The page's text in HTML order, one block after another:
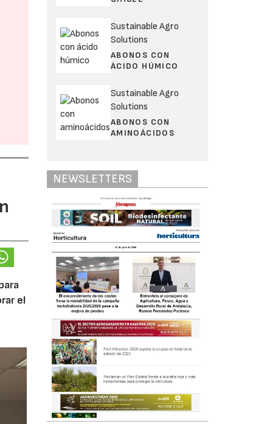
el
Sustainable Agro
Solutions
ABONOS CON
ÁCIDO HÚMICO
Sustainable Agro
Solutions
ABONOS CON
AMINOÁCIDOS
NEWSLETTERS